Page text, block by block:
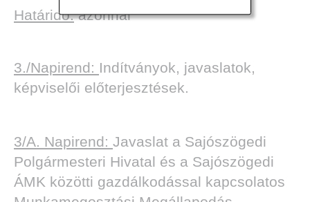
Határidő:azonnal
3./Napirend: Indítványok, javaslatok,
képviselői előterjesztések.
3/A. Napirend: Javaslat a Sajószögedi
Polgármesteri Hivatal és a Sajószögedi
ÁMK közötti gazdálkodással kapcsolatos